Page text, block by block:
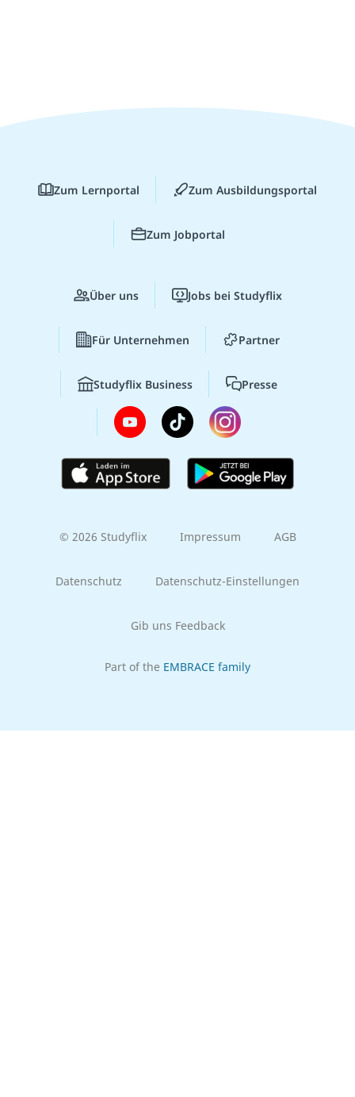
Zum Lernportal Zum Ausbildungsportal
Zum Jobportal
Über uns Jobs bei Studyflix
Für Unternehmen Partner
Studyflix Business Presse
© 2026 Studyflix Impressum AGB
Datenschutz Datenschutz-Einstellungen
Gib uns Feedback
Part of the EMBRACE family